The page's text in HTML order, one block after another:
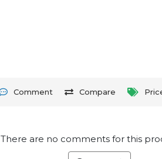
Comment Compare
There are no comments for this